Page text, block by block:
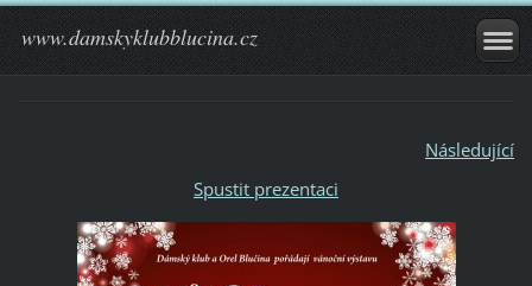
www.damskyklubblucina.cz
Následující
Spustit prezentaci